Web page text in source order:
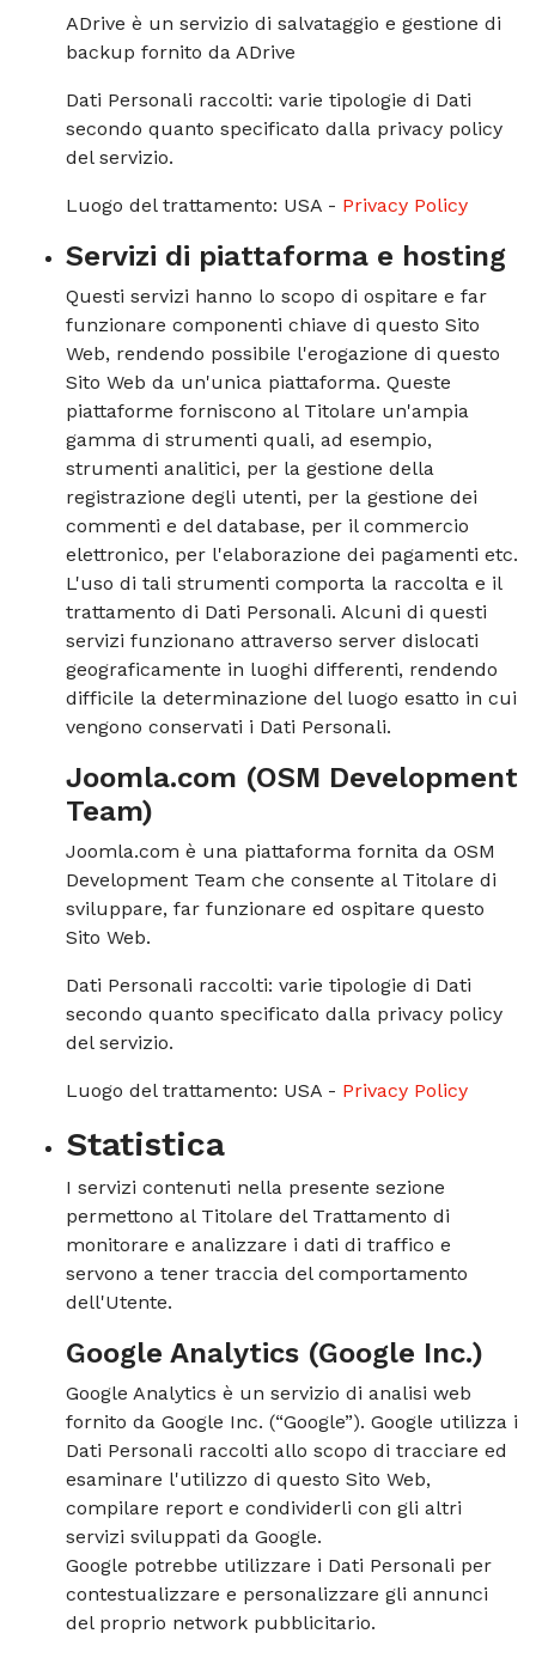
ADrive è un servizio di salvataggio e gestione di
backup fornito da ADrive
Dati Personali raccolti: varie tipologie di Dati
secondo quanto specificato dalla privacy policy
del servizio.
Luogo del trattamento: USA - Privacy Policy
Servizi di piattaforma e hosting
Questi servizi hanno lo scopo di ospitare e far
funzionare componenti chiave di questo Sito
Web, rendendo possibile l'erogazione di questo
Sito Web da un'unica piattaforma. Queste
piattaforme forniscono al Titolare un'ampia
gamma di strumenti quali, ad esempio,
strumenti analitici, per la gestione della
registrazione degli utenti, per la gestione dei
commenti e del database, per il commercio
elettronico, per l'elaborazione dei pagamenti etc.
L'uso di tali strumenti comporta la raccolta e il
trattamento di Dati Personali. Alcuni di questi
servizi funzionano attraverso server dislocati
geograficamente in luoghi differenti, rendendo
difficile la determinazione del luogo esatto in cui
vengono conservati i Dati Personali.
Joomla.com (OSM Development
Team)
Joomla.com è una piattaforma fornita da OSM
Development Team che consente al Titolare di
sviluppare, far funzionare ed ospitare questo
Sito Web.
Dati Personali raccolti: varie tipologie di Dati
secondo quanto specificato dalla privacy policy
del servizio.
Luogo del trattamento: USA - Privacy Policy
Statistica
I servizi contenuti nella presente sezione
permettono al Titolare del Trattamento di
monitorare e analizzare i dati di traffico e
servono a tener traccia del comportamento
dell'Utente.
Google Analytics (Google Inc.)
Google Analytics è un servizio di analisi web
fornito da Google Inc. (“Google”). Google utilizza i
Dati Personali raccolti allo scopo di tracciare ed
esaminare l'utilizzo di questo Sito Web,
compilare report e condividerli con gli altri
servizi sviluppati da Google.
Google potrebbe utilizzare i Dati Personali per
contestualizzare e personalizzare gli annunci
del proprio network pubblicitario.